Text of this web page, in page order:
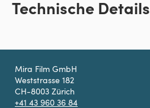
Technische Details
Mira Film GmbH
Weststrasse 182
CH-8003 Zürich
+41 43 960 36 84